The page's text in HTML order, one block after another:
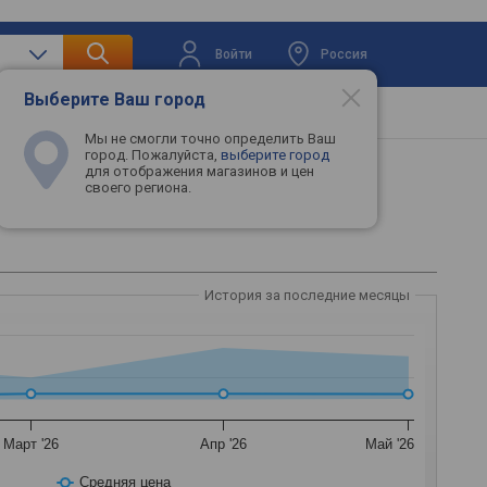
Войти Россия
Выберите Ваш город
Мы не смогли точно определить Ваш
город. Пожалуйста, выберите город
для отображения магазинов и цен
своего региона.
техника Телевизоры
История за последние месяцы
Средняя цена
Март '26 Апр '26 Май '26